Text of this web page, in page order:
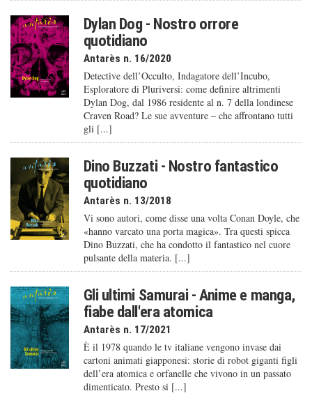
Dylan Dog - Nostro orrore
quotidiano
Antarès n. 16/2020
Detective dell’Occulto, Indagatore dell’Incubo,
Esploratore di Pluriversi: come definire altrimenti
Dylan Dog, dal 1986 residente al n. 7 della londinese
Craven Road? Le sue avventure – che affrontano tutti
gli [...]
Dino Buzzati - Nostro fantastico
quotidiano
Antarès n. 13/2018
Vi sono autori, come disse una volta Conan Doyle, che
«hanno varcato una porta magica». Tra questi spicca
Dino Buzzati, che ha condotto il fantastico nel cuore
pulsante della materia. [...]
Gli ultimi Samurai - Anime e manga,
fiabe dall'era atomica
Antarès n. 17/2021
È il 1978 quando le tv italiane vengono invase dai
cartoni animati giapponesi: storie di robot giganti figli
dell’era atomica e orfanelle che vivono in un passato
dimenticato. Presto si [...]